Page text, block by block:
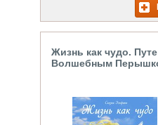
Жизнь как чудо.
Волшебным